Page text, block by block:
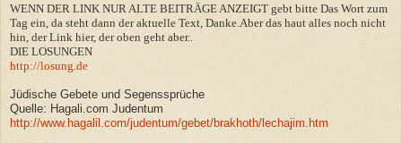
WENN DER LINK NUR ALTE BEITRÄGE ANZEIGT gebt bitte Das Wort zum
Tag ein, da steht dann der aktuelle Text, Danke.Aber das haut alles noch nicht
hin, der Link hier, der oben geht aber..
DIE LOSUNGEN
http://losung.de
Jüdische Gebete und Segenssprüche
Quelle: Hagali.com Judentum
http://www.hagalil.com/judentum/gebet/brakhoth/lechajim.htm